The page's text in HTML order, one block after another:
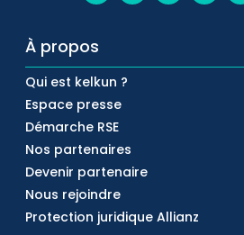
À propos
Qui est kelkun ?
Espace presse
Démarche RSE
Nos partenaires
Devenir partenaire
Nous rejoindre
Protection juridique Allianz